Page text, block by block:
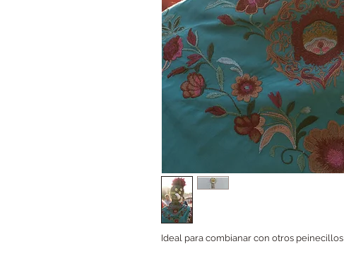
Ideal para combianar con otros peinecillos